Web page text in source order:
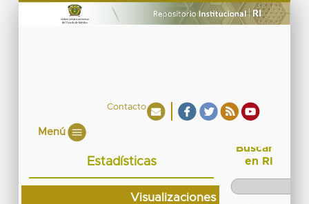
Contacto
Menú
Estadísticas
Visualizaciones
Buscar
en RI